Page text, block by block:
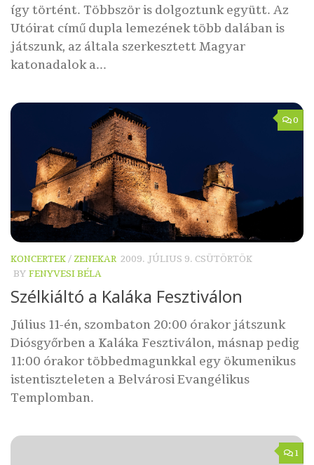
így történt. Többször is dolgoztunk együtt. Az
Utóirat című dupla lemezének több dalában is
játszunk, az általa szerkesztett Magyar
katonadalok a...
0
KONCERTEK/ ZENEKAR 2009. JÚLIUS 9. CSÜTÖRTÖK
BY FENYVESI BÉLA
Szélkiáltó a Kaláka Fesztiválon
Július 11-én, szombaton 20:00 órakor játszunk
Diósgyőrben a Kaláka Fesztiválon, másnap pedig
11:00 órakor többedmagunkkal egy ökumenikus
istentiszteleten a Belvárosi Evangélikus
Templomban.
1